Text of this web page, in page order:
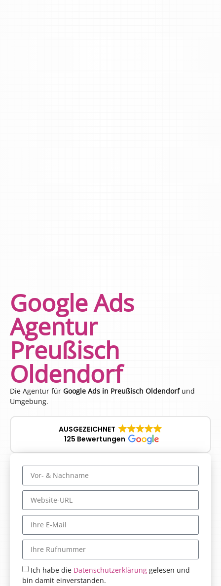
Google Ads
Agentur
Preußisch
Oldendorf
Die Agentur für Google Ads in Preußisch Oldendorfund
Umgebung.
AUSGEZEICHNET
125 Bewertungen
Ich habe die Datenschutzerklärung gelesen und
bin damit einverstanden.